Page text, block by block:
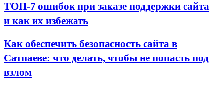
ТОП-7 ошибок при заказе поддержки сайта
и как их избежать
Как обеспечить безопасность сайта в
Сатпаеве: что делать, чтобы не попасть под
взлом